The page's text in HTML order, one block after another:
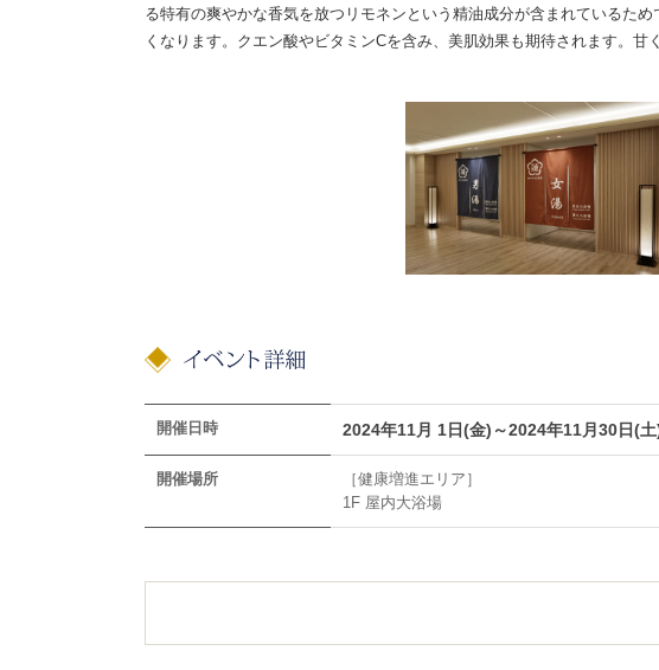
る特有の爽やかな香気を放つリモネンという精油成分が含まれているた
くなります。クエン酸やビタミンCを含み、美肌効果も期待されます。甘
開催日時 2024年11月 1日(金)～2024年11月30日(土
開催場所
［健康増進エリア］
1F 屋内大浴場